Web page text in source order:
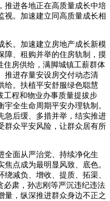
推进各地正在高质量成长中培
视。加速建立同高质量成长相
。加速建立房地产成长新模
障、租购并举的住房轨制，摸
住房供给，满脚城镇工薪群体
推进存量安设房交付动态清
给。扶植平安舒服绿色聪慧
工程和物业办事质量提拔步
全生命周期平安办理轨制。
急后缓、多措并举，结实推进
群众平安风险，让群众居有所
面从严治党、持续净化生
点成为最明显风致、底色。
减负、增收、提质、拓渠、
必肃，孙志刚等严沉违纪违法
量，纵深推进群众身边不正之